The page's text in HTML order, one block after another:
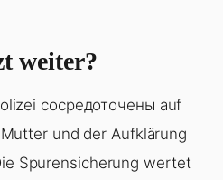
weiter?
сосредоточены auf
und der Aufklärung
Spurensicherung wertet